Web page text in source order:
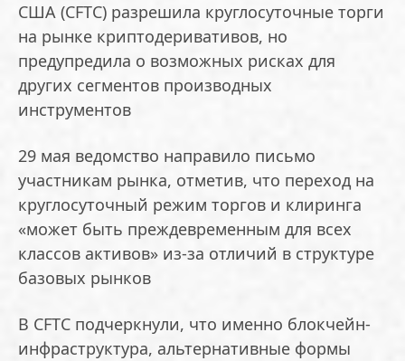
США (CFTC) разрешила круглосуточные торги
на рынке криптодеривативов, но
предупредила о возможных рисках для
других сегментов производных
инструментов
29 мая ведомство направило письмо
участникам рынка, отметив, что переход на
круглосуточный режим торгов и клиринга
«может быть преждевременным для всех
классов активов» из-за отличий в структуре
базовых рынков
В CFTC подчеркнули, что именно блокчейн-
инфраструктура, альтернативные формы